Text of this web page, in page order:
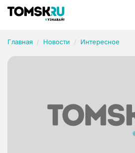
Главная Новости Интересное